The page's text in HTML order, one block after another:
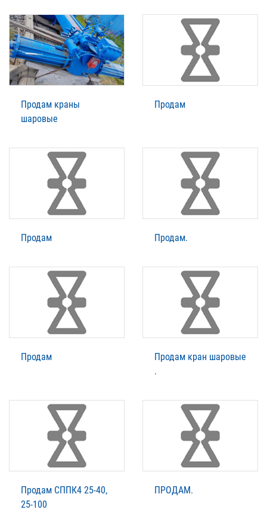
Продам краны
шаровые
Продам
Продам Продам.
Продам
Продам кран шаровые
.
Продам СППК4 25-40,
25-100
ПРОДАМ.